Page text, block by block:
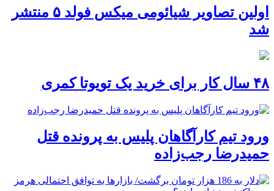
اولین تصاویر شیائومی میکس فولد ۵ منتشر
شد
۴۸ سال کار برای خرید یک تویوتا کمری
ورود تیم کارآگاهان پلیس به پرونده قتل
حمیدرضا رجب‌زاده